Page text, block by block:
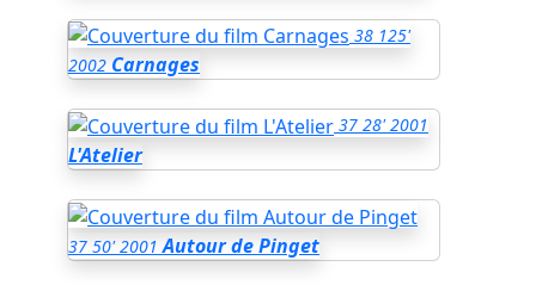
38 125'
2002 Carnages
37 28' 2001
L'Atelier
37 50' 2001 Autour de Pinget